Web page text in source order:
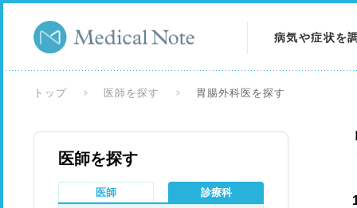
病気や症状を
トップ 医師を探す 胃腸外科医を探す
医師を探す
医師 診療科